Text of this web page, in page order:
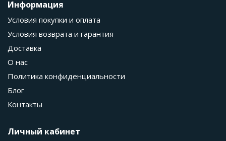
Информация
Условия покупки и оплата
Условия возврата и гарантия
Доставка
О нас
Политика конфиденциальности
Блог
Контакты
Личный кабинет